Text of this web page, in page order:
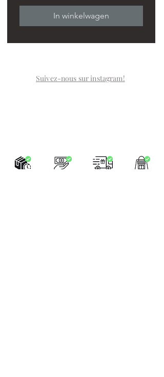
In winkelwagen
Suivez-nous sur instagram!